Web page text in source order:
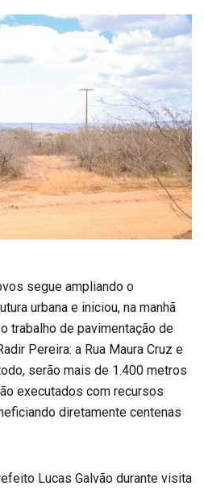
segue ampliando o
urbana e iniciou, na manhã
trabalho de pavimentação de
Pereira: a Rua Maura Cruz e
serão mais de 1.400 metros
executados com recursos
diretamente centenas
Lucas Galvão durante visita